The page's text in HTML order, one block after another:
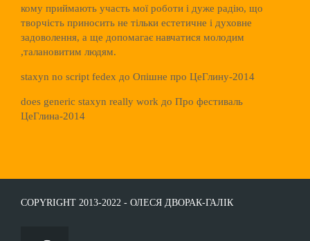
кому приймають участь мої роботи і дуже радію, що
творчість приносить не тільки естетичне і духовне
задоволення, а ще допомагає навчатися молодим
,талановитим людям.
staxyn no script fedex до Опішне про ЦеГлину-2014
does generic staxyn really work до Про фестиваль
ЦеГлина-2014
COPYRIGHT 2013-2022 - ОЛЕСЯ ДВОРАК-ГАЛІК